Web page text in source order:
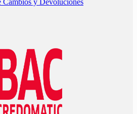
Cambios y Devoluciones